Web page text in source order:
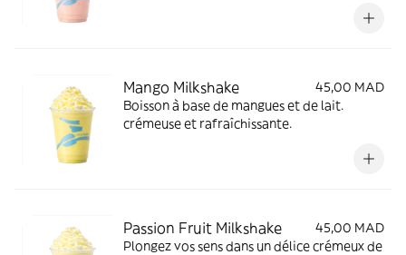
Mango Milkshake
45,00 MAD
Boisson à base de mangues et de lait.
crémeuse et rafraîchissante.
Passion Fruit Milkshake
45,00 MAD
Plongez vos sens dans un délice crémeux de